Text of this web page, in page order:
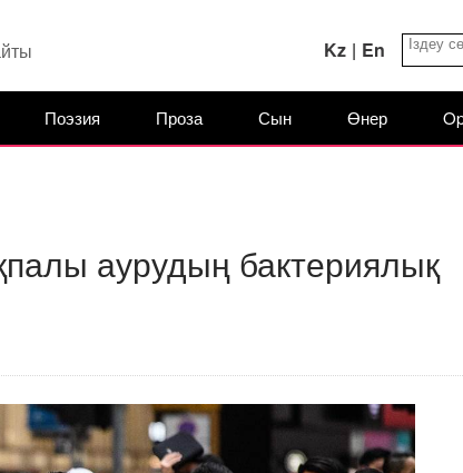
Kz | En
Поэзия Проза Сын Өнер
аурудың бактериялық